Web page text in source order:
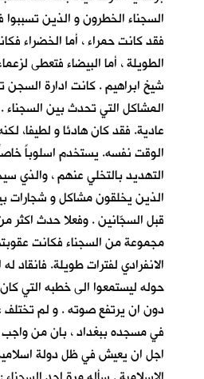
السجناء الخطرون و الذين
فقد كانت حمراء ، أما الخضراء
الطويلة ، أما البيضاء فتعطى
شيخ ابراهيم . كانت ادارة
المشاكل التي تحدث بين السجناء
عادية. فقد كان هادئا و لطيفا،
الوقت نفسه. يستخدم اسلوباً
التهديد بالتخلي عنهم ، والذي
الذين يخلقون مشاكل و شجارات
قبل السجّانين . وفعلا حدث
مجموعة من السجناء فكانت
الانفرادي لفترات طويلة. فانقاد
حوله ليستمعوا الى خطبه التي
دون ان يرتفع صوته . و لم تختلف
في مسجده ببغداد ، بان من
اجل ان يعيش في ظل دولة